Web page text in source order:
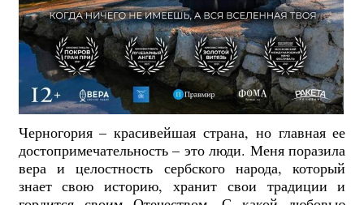
Черногория – красивейшая страна, но главная ее
достопримечательность – это люди. Меня поразила
вера и целостность сербского народа, который
знает свою историю, хранит свои традиции и